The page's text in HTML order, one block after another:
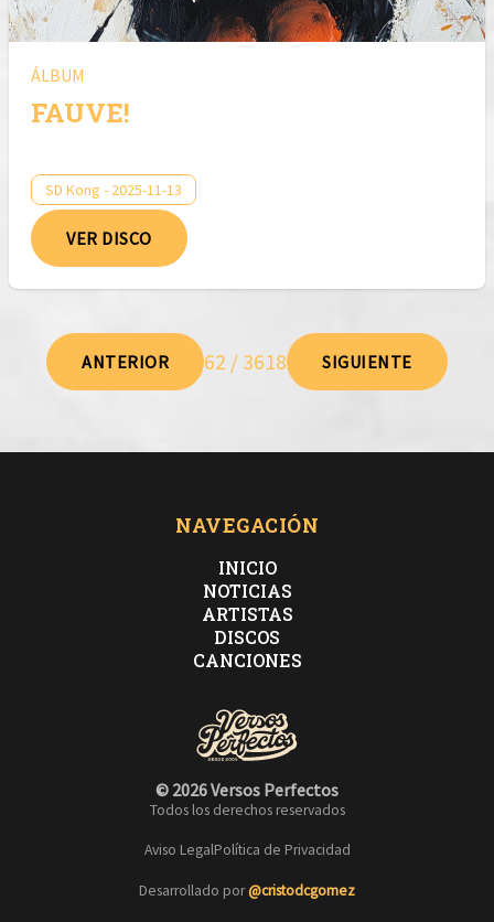
ÁLBUM
FAUVE!
SD Kong - 2025-11-13
VER DISCO
ANTERIOR 62 / 3618 SIGUIENTE
NAVEGACIÓN
INICIO
NOTICIAS
ARTISTAS
DISCOS
CANCIONES
© 2026 Versos Perfectos
Todos los derechos reservados
Aviso LegalPolítica de Privacidad
Desarrollado por@cristodcgomez